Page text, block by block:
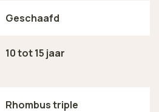
Geschaafd
10 tot 15 jaar
Rhombus triple